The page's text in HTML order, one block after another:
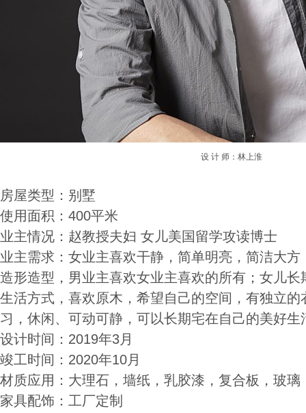
设 计 师：林上淮
房屋类型：别墅
使用面积：400平米
业主情况：赵教授夫妇 女儿美国留学攻读博士
业主需求：女业主喜欢干静，简单明亮，简洁大
造形造型，男业主喜欢女业主喜欢的所有；女儿
生活方式，喜欢原木，希望自己的空间，有独立
习，休闲、可动可静，可以长期宅在自己的美好生
设计时间：2019年3月
竣工时间：2020年10月
材质应用：大理石，墙纸，乳胶漆，复合板，玻璃
家具配饰：工厂定制